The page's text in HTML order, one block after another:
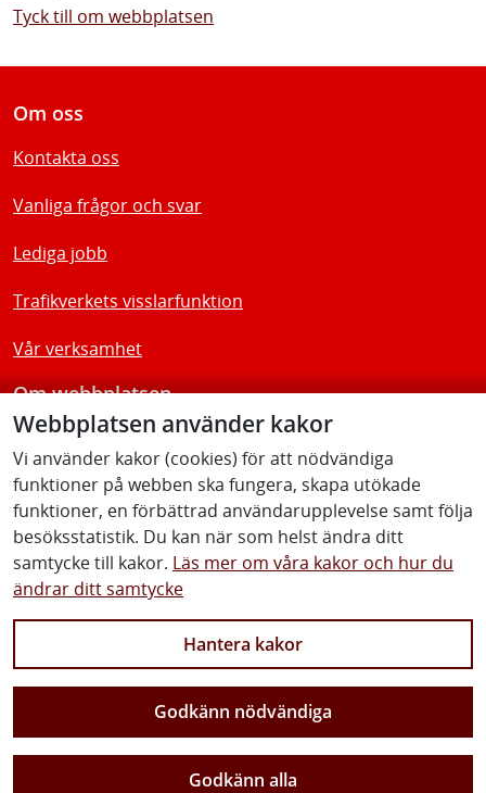
Webbplatsen använder kakor
Vi använder kakor (cookies) för att nödvändiga
funktioner på webben ska fungera, skapa utökade
funktioner, en förbättrad användarupplevelse samt följa
besöksstatistik. Du kan när som helst ändra ditt
samtycke till kakor. Läs mer om våra kakor och hur du
ändrar ditt samtycke
Hantera kakor
Godkänn nödvändiga
Godkänn alla
Tyck till om webbplatsen
Vi gör Sverige närmare
Om oss
Kontakta oss
Vanliga frågor och svar
Lediga jobb
Trafikverkets visslarfunktion
Vår verksamhet
Om webbplatsen
Tillgänglighetsredogörelse
Följ oss
Facebook Youtube